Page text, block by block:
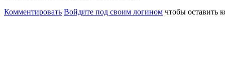
Комментировать Войдите под своим логином чтобы оставить